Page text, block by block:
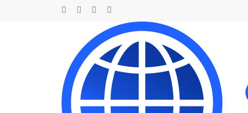
facebookinstagramwhatsappphone